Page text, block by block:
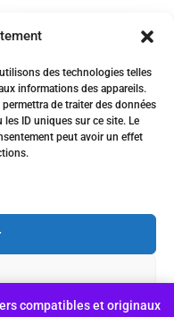
des technologies telles
informations des appareils.
de traiter des données
ID uniques sur ce site. Le
peut avoir un effet
compatibles et originaux
Canon
Genhyal